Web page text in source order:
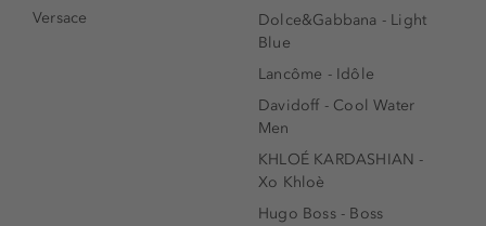
Versace
Dolce&Gabbana - Light
Blue
Lancôme - Idôle
Davidoff - Cool Water
Men
KHLOÉ KARDASHIAN -
Xo Khloè
Hugo Boss - Boss